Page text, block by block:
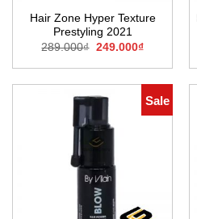
Hair Zone Hyper Texture
Prestyling 2021
289.000₫ Giá
là:
249.000₫Giá
tại
249.000₫.
Sale